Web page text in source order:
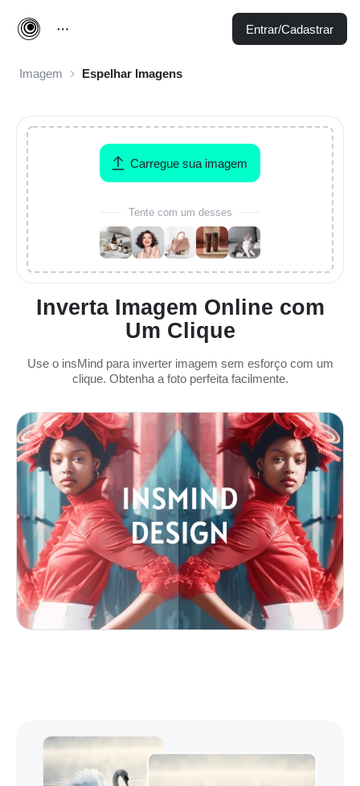
Entrar/Cadastrar
Imagem Espelhar Imagens
Inverta Imagem Online com
Um Clique
Use o insMind para inverter imagem sem esforço com um
clique. Obtenha a foto perfeita facilmente.
Carregue sua imagem
Tente com um desses